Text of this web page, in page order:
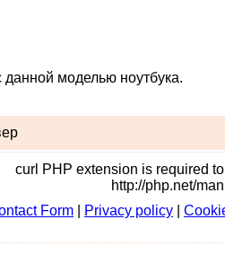
моделью ноутбука.
curl PHP extension is required
http://php.net/
Form
Privacy policy